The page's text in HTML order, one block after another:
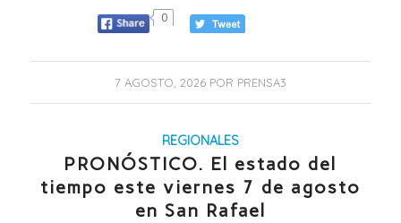
0
7 AGOSTO, 2026 POR PRENSA3
REGIONALES
PRONÓSTICO. El estado del
tiempo este viernes 7 de agosto
en San Rafael